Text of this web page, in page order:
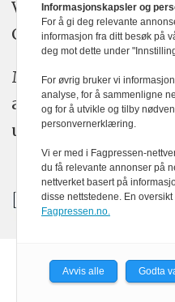
Vi bruker KI-verktøy
Claude, og Gemini
Medier24s
ansvar for publisert
uten bruk av
Powered by
Informasjonskapsler og
For å gi deg relevante
informasjon fra ditt besøk på
deg mot dette under
For øvrig bruker vi
analyse, for å sammenligne
og for å utvikle og tilby
personvernerklæring.
Vi er med i Fagpressen-
du få relevante annonser på
nettverket basert på
disse nettstedene. En
Fagpressen.no.
Avvis alle Godta